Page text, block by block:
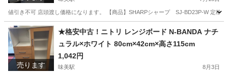
値引き不可 店頭渡し価格になります。 【商品】SHARPシャープ SJ-BD23P-W 定格
愛知 春日井市 味美駅 キッチン家電 シャープ
売ります
★格安中古！ニトリ レンジボード N-BANDA ナチ
ュラル×ホワイト 80cm×42cm×高さ115cm
1,042円
味美駅 8月3日